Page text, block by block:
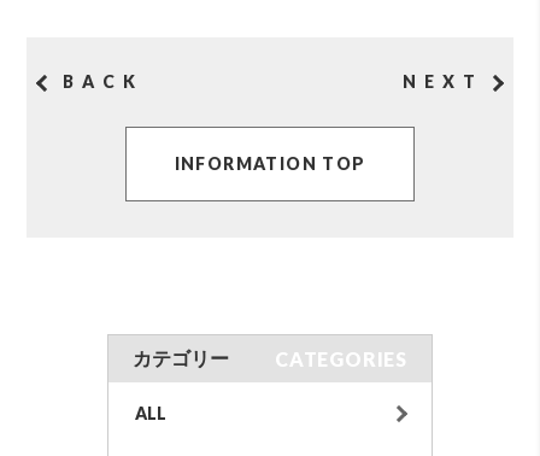
BACK NEXT
INFORMATION TOP
カテゴリー CATEGORIES
ALL